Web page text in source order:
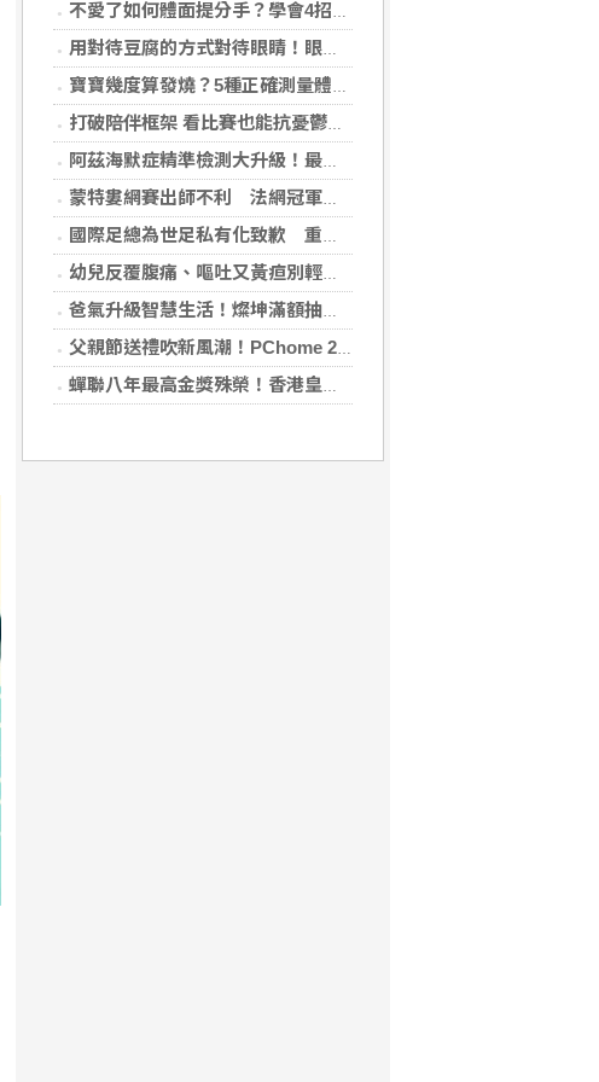
不愛了如何體面提分手？學會4招重新看待分手：道歉、挽留都沒必要
用對待豆腐的方式對待眼睛！眼科醫揭「4件事」絕不可以對眼睛做
寶寶幾度算發燒？5種正確測量體溫的方法：耳溫測量快、額溫快速便利
打破陪伴框架 看比賽也能抗憂鬱？日最新研究指出：觀看運動賽事 老年憂鬱症風險降低3成
阿茲海默症精準檢測大升級！最新血液生物標記檢測，不再只能靠「猜」
蒙特婁網賽出師不利 法網冠軍茲韋列夫輸荷蘭對手
國際足總為世足私有化致歉 重申力挺主席英凡提諾
幼兒反覆腹痛、嘔吐又黃疸別輕忽 當心罹患罕見先天性膽管囊腫
爸氣升級智慧生活！燦坤滿額抽折疊旗艦機、台灣大 3C 豪禮最低 0 元帶回家
父親節送禮吹新風潮！PChome 24h 購物揭男香 TOP5 與居家健身器材買氣翻倍
蟬聯八年最高金獎殊榮！香港皇玥推「五大亮點」中秋禮盒